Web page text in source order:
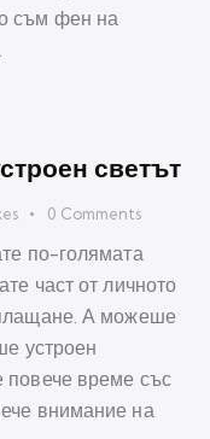
съм фен на
светът
0 Comments
по-голямата
част от личното
А можеше
устроен
време със
внимание на